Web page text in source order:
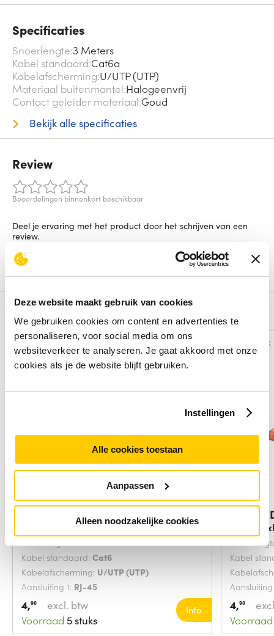
Deze website maakt gebruik van cookies
We gebruiken cookies om content en advertenties te
personaliseren, voor social media om ons
websiteverkeer te analyseren. Je gaat akkoord met onze
cookies als je de website blijft gebruiken.
Instellingen
Alle cookies toestaan
Aanpassen
Alleen noodzakelijke cookies
Specificaties
Snoerlengte 3 Meters
Kabel standaard Cat6a
Kabelafscherming U/UTP (UTP)
Materiaal buitenmantel Halogeenvrij
Contact geleider materiaal Goud
Bekijk alle specificaties
Review
Beoordelingen binnenkort beschikbaar
Deel je ervaring met het product door het schrijven van een
review.
Schrijf een review
Alternatieven
Vergelijk
Digitus DK-1617-0025/B
netwerkkabel Blauw
Snoerlengte:0.25 Meters
Kabel standaard: Cat6
Kabelafscherming: U/UTP (UTP)
Aansluiting 1: RJ-45
4,90
excl. btw
Voorraad 5 stuks
Info
Vergelijk
Digitus
Kabel
4,90
Voorraad